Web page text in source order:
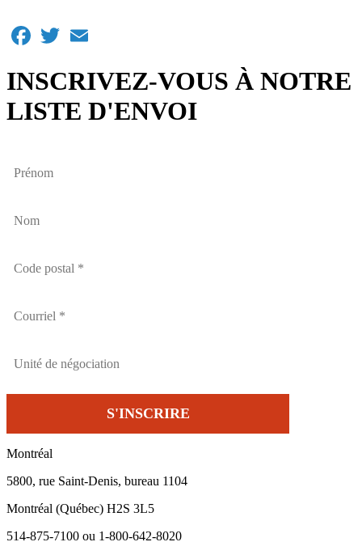
Facebook
Twitter
INSCRIVEZ-VOUS À NOTRE
LISTE D'ENVOI
Montréal
5800, rue Saint-Denis, bureau 1104
Montréal (Québec) H2S 3L5
514-875-7100 ou 1-800-642-8020